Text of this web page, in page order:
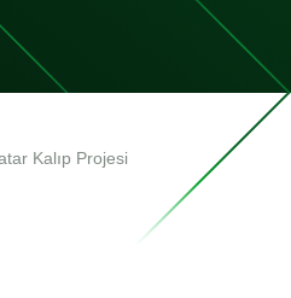
Kalıp Projesi